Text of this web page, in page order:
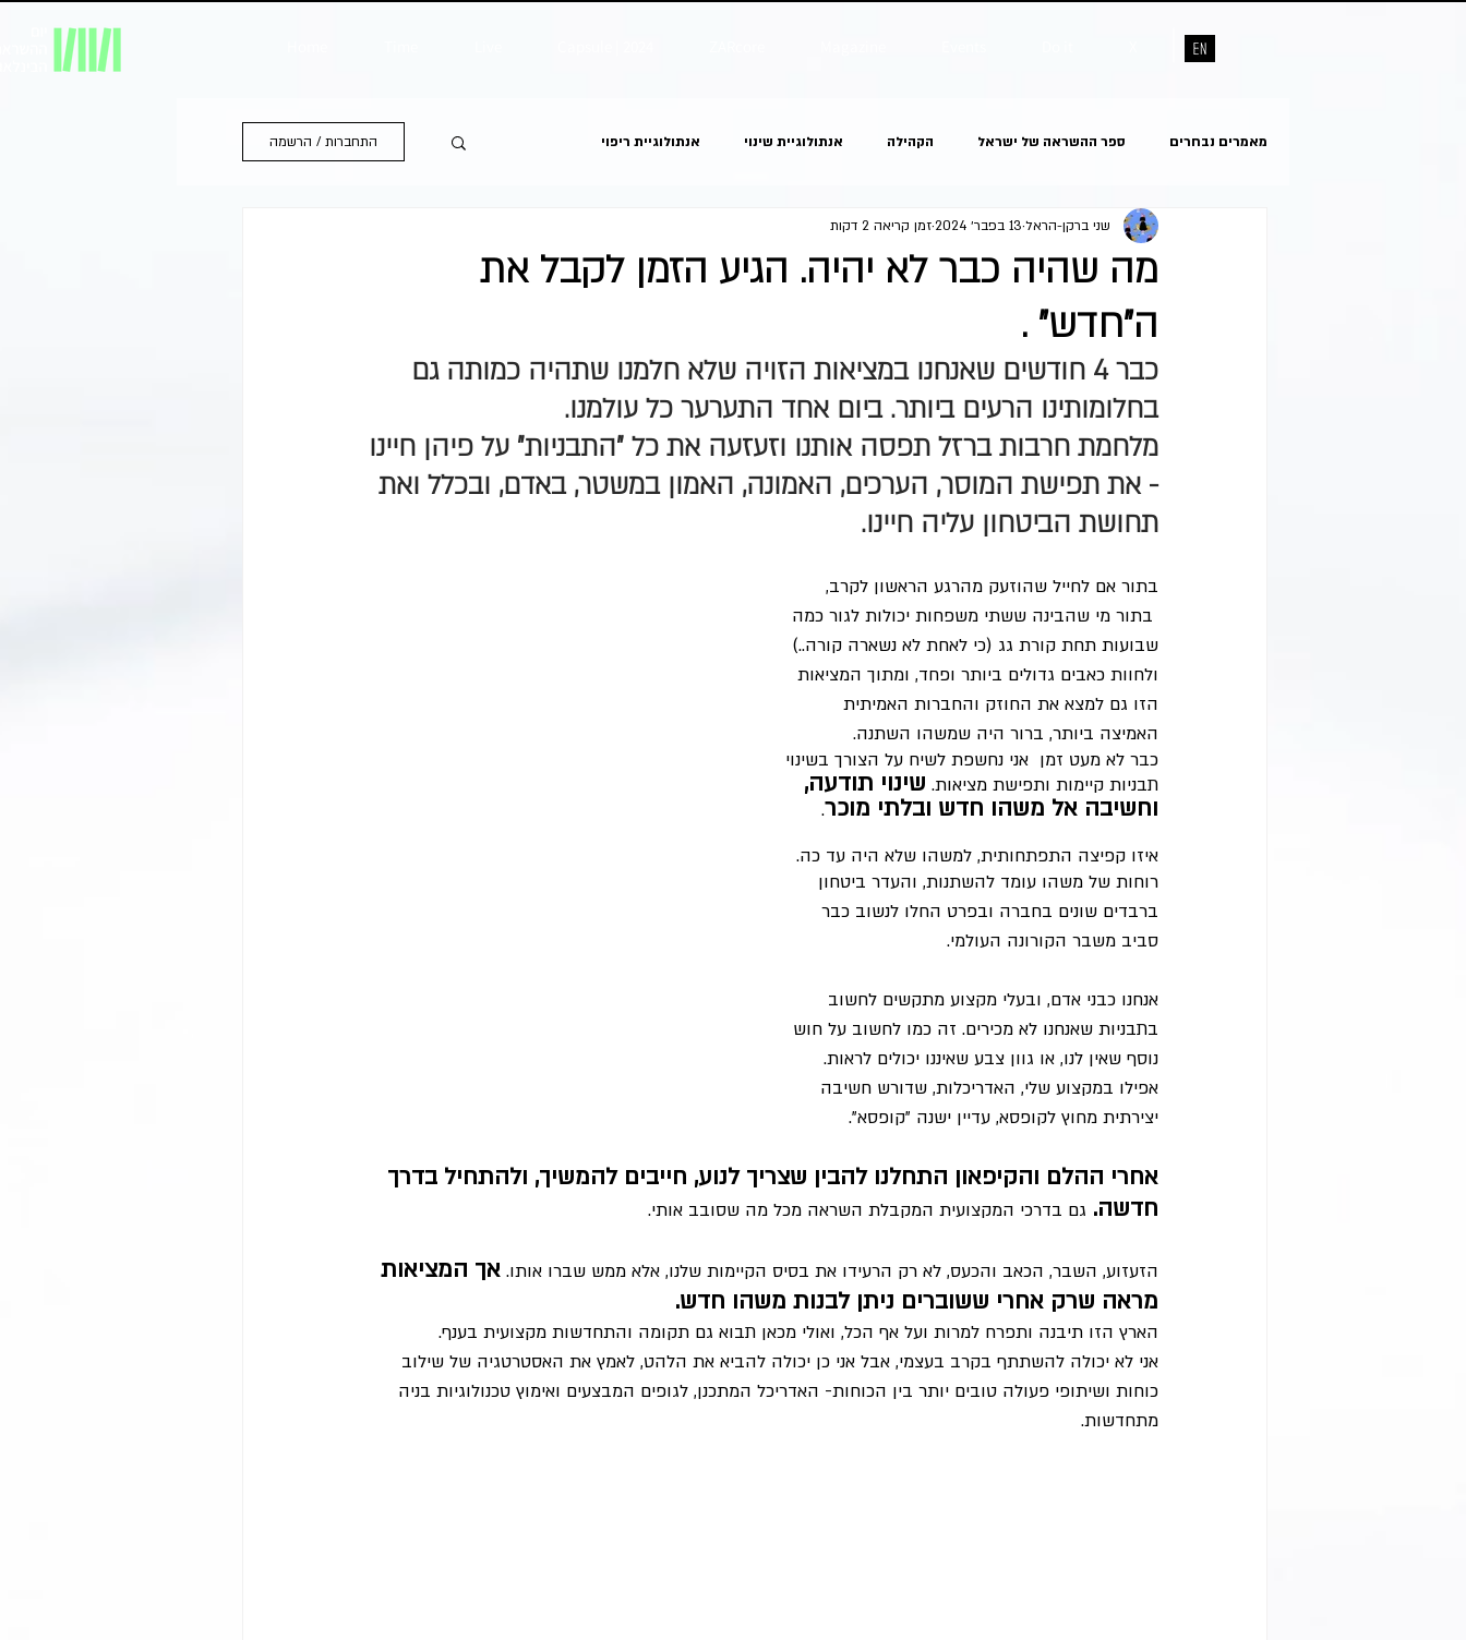
מאמרים נבחרים ספר ההשראה של ישראל הקהילה אנתולוגיית שינוי אנתולוגיית ריפוי התחברות / הרשמה
מה שהיה כבר לא יהיה. הגיע הזמן לקבל את
ה"חדש" .
שני ברקן-הראל 13 בפבר׳ 2024 זמן קריאה 2 דקות
כבר 4 חודשים שאנחנו במציאות הזויה שלא חלמנו שתהיה כמותה גם
בחלומותינו הרעים ביותר. ביום אחד התערער כל עולמנו.
מלחמת חרבות ברזל תפסה אותנו וזעזעה את כל "התבניות" על פיהן חיינו
- את תפישת המוסר, הערכים, האמונה, האמון במשטר, באדם, ובכלל ואת
תחושת הביטחון עליה חיינו.
בתור אם לחייל שהוזעק מהרגע הראשון לקרב,
בתור מי שהבינה ששתי משפחות יכולות לגור כמה
שבועות תחת קורת גג (כי לאחת לא נשארה קורה..)
ולחוות כאבים גדולים ביותר ופחד, ומתוך המציאות
הזו גם למצא את החוזק והחברות האמיתית
האמיצה ביותר, ברור היה שמשהו השתנה.
כבר לא מעט זמן  אני נחשפת לשיח על הצורך בשינוי
תבניות קיימות ותפישת מציאות. שינוי תודעה,
וחשיבה אל משהו חדש ובלתי מוכר.
איזו קפיצה התפתחותית, למשהו שלא היה עד כה.
רוחות של משהו עומד להשתנות, והעדר ביטחון
ברבדים שונים בחברה ובפרט החלו לנשוב כבר
סביב משבר הקורונה העולמי.
אנחנו כבני אדם, ובעלי מקצוע מתקשים לחשוב
בתבניות שאנחנו לא מכירים. זה כמו לחשוב על חוש
נוסף שאין לנו, או גוון צבע שאיננו יכולים לראות.
אפילו במקצוע שלי, האדריכלות, שדורש חשיבה
יצירתית מחוץ לקופסא, עדיין ישנה "קופסא".
אחרי ההלם והקיפאון התחלנו להבין שצריך לנוע, חייבים להמשיך, ולהתחיל בדרך
חדשה. גם בדרכי המקצועית המקבלת השראה מכל מה שסובב אותי.
הזעזוע, השבר, הכאב והכעס, לא רק הרעידו את בסיס הקיימות שלנו, אלא ממש שברו אותו. אך המציאות
מראה שרק אחרי ששוברים ניתן לבנות משהו חדש.
הארץ הזו תיבנה ותפרח למרות ועל אף הכל, ואולי מכאן תבוא גם תקומה והתחדשות מקצועית בענף.
אני לא יכולה להשתתף בקרב בעצמי, אבל אני כן יכולה להביא את הלהט, לאמץ את האסטרטגיה של שילוב
כוחות ושיתופי פעולה טובים יותר בין הכוחות- האדריכל המתכנן, לגופים המבצעים ואימוץ טכנולוגיות בניה
מתחדשות.